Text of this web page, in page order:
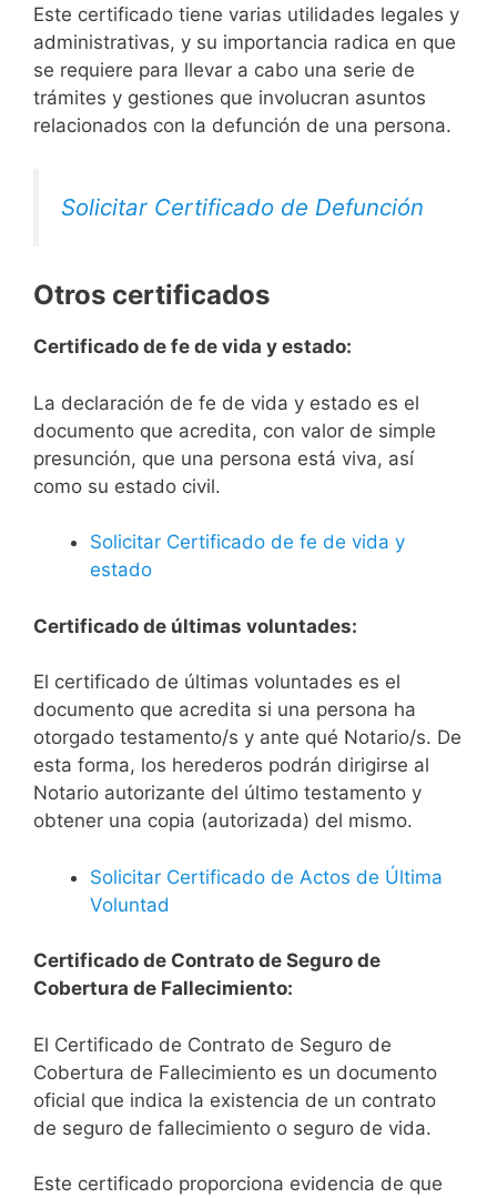
Este certificado tiene varias utilidades legales y
administrativas, y su importancia radica en que
se requiere para llevar a cabo una serie de
trámites y gestiones que involucran asuntos
relacionados con la defunción de una persona.
Solicitar Certificado de Defunción
Otros certificados
Certificado de fe de vida y estado:
La declaración de fe de vida y estado es el
documento que acredita, con valor de simple
presunción, que una persona está viva, así
como su estado civil.
Solicitar Certificado de fe de vida y
estado
Certificado de últimas voluntades:
El certificado de últimas voluntades es el
documento que acredita si una persona ha
otorgado testamento/s y ante qué Notario/s. De
esta forma, los herederos podrán dirigirse al
Notario autorizante del último testamento y
obtener una copia (autorizada) del mismo.
Solicitar Certificado de Actos de Última
Voluntad
Certificado de Contrato de Seguro de
Cobertura de Fallecimiento:
El Certificado de Contrato de Seguro de
Cobertura de Fallecimiento es un documento
oficial que indica la existencia de un contrato
de seguro de fallecimiento o seguro de vida.
Este certificado proporciona evidencia de que